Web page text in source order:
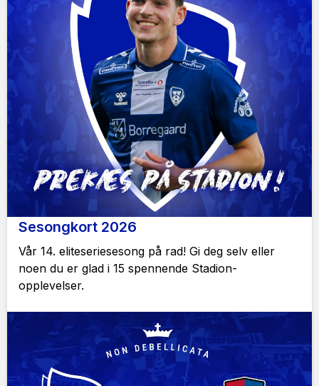
Sesongkort 2026
Vår 14. eliteseriesesong på rad! Gi deg selv eller
noen du er glad i 15 spennende Stadion-
opplevelser.